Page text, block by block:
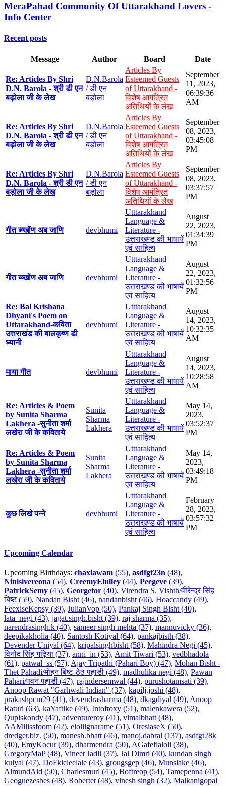
MeraPahad Community Of Uttarakhand Lovers -
Info Center
Recent posts
Message Author Board Date
Re: Articles By Shri
D.N. Barola - श्री डी एन
बड़ोला जी के लेख
D.N.Barola
/ डी एन
बड़ोला
Articles By
Esteemed Guests
of Uttarakhand -
विशेष आमंत्रित
अतिथियों के लेख
September
11, 2023,
06:39:36
AM
Re: Articles By Shri
D.N. Barola - श्री डी एन
बड़ोला जी के लेख
D.N.Barola
/ डी एन
बड़ोला
Articles By
Esteemed Guests
of Uttarakhand -
विशेष आमंत्रित
अतिथियों के लेख
September
08, 2023,
03:45:08
PM
Re: Articles By Shri
D.N. Barola - श्री डी एन
बड़ोला जी के लेख
D.N.Barola
/ डी एन
बड़ोला
Articles By
Esteemed Guests
of Uttarakhand -
विशेष आमंत्रित
अतिथियों के लेख
September
08, 2023,
03:37:57
PM
गीत ब्य्खोंण अब जाणि devbhumi
Utttarakhand
Language &
Literature -
उत्तराखण्ड की भाषायें
एवं साहित्य
August
22, 2023,
01:34:39
PM
गीत ब्य्खोंण अब जाणि devbhumi
Utttarakhand
Language &
Literature -
उत्तराखण्ड की भाषायें
एवं साहित्य
August
22, 2023,
01:32:56
PM
Re: Bal Krishana
Dhyani's Poem on
Uttarakhand-कविता
उत्तराखंड की बालकृष्ण डी
ध्यानी
devbhumi
Utttarakhand
Language &
Literature -
उत्तराखण्ड की भाषायें
एवं साहित्य
August
14, 2023,
10:32:35
AM
माया गीत devbhumi
Utttarakhand
Language &
Literature -
उत्तराखण्ड की भाषायें
एवं साहित्य
August
14, 2023,
10:28:58
AM
Re: Articles & Poem
by Sunita Sharma
Lakhera -सुनीता शर्मा
लखेरा जी के कविताये
Sunita
Sharma
Lakhera
Utttarakhand
Language &
Literature -
उत्तराखण्ड की भाषायें
एवं साहित्य
May 14,
2023,
03:52:37
PM
Re: Articles & Poem
by Sunita Sharma
Lakhera -सुनीता शर्मा
लखेरा जी के कविताये
Sunita
Sharma
Lakhera
Utttarakhand
Language &
Literature -
उत्तराखण्ड की भाषायें
एवं साहित्य
May 14,
2023,
03:49:18
PM
कुछ लिखे पन्ने devbhumi
Utttarakhand
Language &
Literature -
उत्तराखण्ड की भाषायें
एवं साहित्य
February
28, 2023,
03:57:32
PM
Upcoming Calendar
Upcoming Birthdays: chaxiawam (55), asdfgt23n (48),
Ninisivereona (54), CreemyElulley (44), Peegeve (39),
PatrickSemy (45), Georgetor (40), Virendra S. Vishth/वीरेन्द्र सिंह
बिष्ट (59), Nandan Bisht (46), nandanbisht (46), Hoaccandy (49),
FeexiseKepsy (39), JulianVop (50), Pankaj Singh Bisht (40),
lata_negi (43), jagat.singh.bisht (39), raj sharma (35),
narendrasingh.k (40), sameer singh mehta (37), mannuvicky (36),
deepikakholia (40), Santosh Kotiyal (64), pankajbisth (38),
Devender Uniyal (64), kripalsinghbisht (58), Mahindra Negi (45),
विनोद सिंह गढ़िया (37), anni_in (53), Amit Tiwari (53), vedbhadola
(61), patwal_ss (57), Ajay Tripathi (Pahari Boy) (47), Mohan Bisht -
Thet Pahadi/मोहन बिष्ट-ठेठ पहाडी (49), madhulika negi (48), Pawan
Pahari/पवन पहाडी (47), rajindersemwal (44), purushotamsati (39),
Anoop Rawat "Garhwali Indian" (37), kapilj.joshi (48),
prakashpcm29 (41), devendrasharma (48), dkagdiyal (49), Anoop
Raturi (63), kaYaftike (49), Intoftoxy (51), malenkawera (52),
Qupiskondy (47), adventureroy (41), vimalbhatt (48),
AAMilissfoom (42), elollignarame (51), OresiaseX (50),
dredger.biz. (50), manesh.bhatt (46), manoj.dabral (137), asdfgt28k
(40), EmyKocur (39), dharmendra (50), AGafeflaloli (38),
GregoryMaP (48), Vineet Jadli (37), Jai Dimri (40), kundan singh
kulyal (47), DoFkicleelale (43), grougsgep (46), Munslake (46),
AimundAid (50), Charlesmurl (45), Boftreop (54), Tamepenna (41),
Geoguezesbes (48), Robertet (48), vinesh singh (32), Malkanigopal